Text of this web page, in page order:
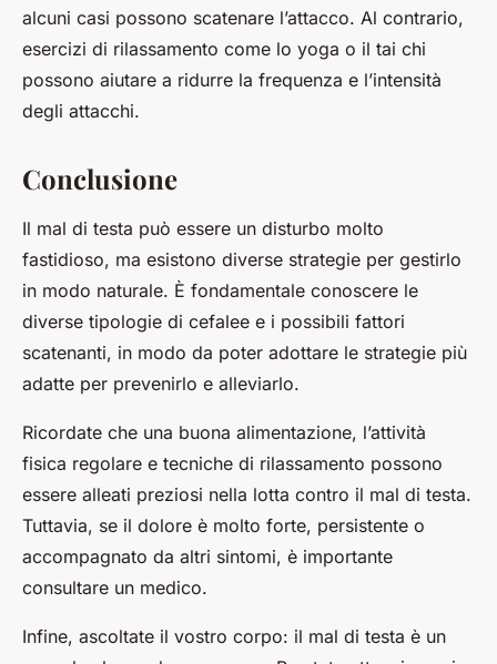
alcuni casi possono scatenare l’attacco. Al contrario,
esercizi di rilassamento come lo yoga o il tai chi
possono aiutare a ridurre la frequenza e l’intensità
degli attacchi.
Conclusione
Il mal di testa può essere un disturbo molto
fastidioso, ma esistono diverse strategie per gestirlo
in modo naturale. È fondamentale conoscere le
diverse tipologie di cefalee e i possibili fattori
scatenanti, in modo da poter adottare le strategie più
adatte per prevenirlo e alleviarlo.
Ricordate che una buona alimentazione, l’attività
fisica regolare e tecniche di rilassamento possono
essere alleati preziosi nella lotta contro il mal di testa.
Tuttavia, se il dolore è molto forte, persistente o
accompagnato da altri sintomi, è importante
consultare un medico.
Infine, ascoltate il vostro corpo: il mal di testa è un